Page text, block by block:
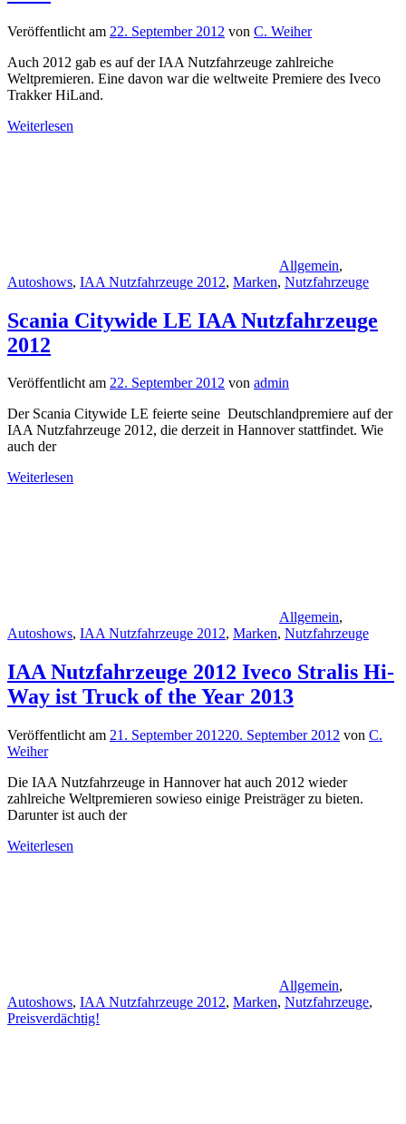
Veröffentlicht am 22. September 2012 von C. Weiher
Auch 2012 gab es auf der IAA Nutzfahrzeuge zahlreiche
Weltpremieren. Eine davon war die weltweite Premiere des Iveco
Trakker HiLand.
Weiterlesen
Allgemein,
Autoshows, IAA Nutzfahrzeuge 2012, Marken, Nutzfahrzeuge
Scania Citywide LE IAA Nutzfahrzeuge
2012
Veröffentlicht am 22. September 2012 von admin
Der Scania Citywide LE feierte seine Deutschlandpremiere auf der
IAA Nutzfahrzeuge 2012, die derzeit in Hannover stattfindet. Wie
auch der
Weiterlesen
Allgemein,
Autoshows, IAA Nutzfahrzeuge 2012, Marken, Nutzfahrzeuge
IAA Nutzfahrzeuge 2012 Iveco Stralis Hi-
Way ist Truck of the Year 2013
Veröffentlicht am 21. September 201220. September 2012 von C.
Weiher
Die IAA Nutzfahrzeuge in Hannover hat auch 2012 wieder
zahlreiche Weltpremieren sowieso einige Preisträger zu bieten.
Darunter ist auch der
Weiterlesen
Allgemein,
Autoshows, IAA Nutzfahrzeuge 2012, Marken, Nutzfahrzeuge,
Preisverdächtig!